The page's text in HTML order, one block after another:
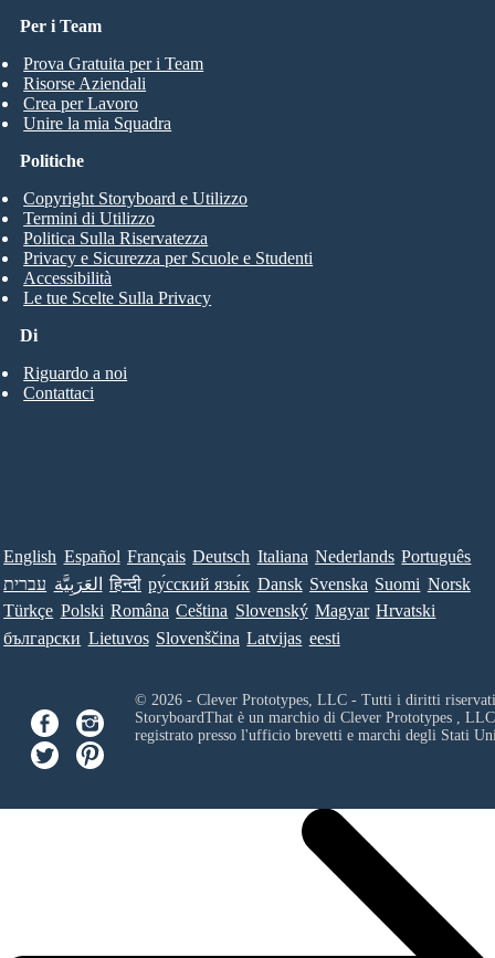
Per i Team
Prova Gratuita per i Team
Risorse Aziendali
Crea per Lavoro
Unire la mia Squadra
Di
Riguardo a noi
Contattaci
Politiche
Copyright Storyboard e Utilizzo
Termini di Utilizzo
Politica Sulla Riservatezza
Privacy e Sicurezza per Scuole e Studenti
Accessibilità
Le tue Scelte Sulla Privacy
English Español Français Deutsch Italiana Nederlands Português
עברית العَرَبِيَّة हिन्दी ру́сский язы́к Dansk Svenska Suomi Norsk
Türkçe Polski Româna Ceština Slovenský Magyar Hrvatski
български Lietuvos Slovenščina Latvijas eesti
© 2026 - Clever Prototypes, LLC - Tutti i diritti
StoryboardThat è un marchio di Clever Prototypes , LLC
registrato presso l'ufficio brevetti e marchi degli Stati